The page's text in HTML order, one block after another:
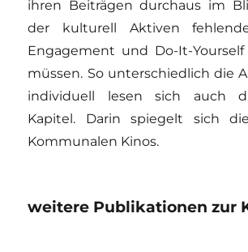
ihren Beiträgen durchaus im
der kulturell Aktiven
Engagement und Do-It-
müssen. So unterschiedlich die
individuell lesen sich auch
Kapitel. Darin spiegelt sich
Kommunalen Kinos.
weitere Publikationen zur